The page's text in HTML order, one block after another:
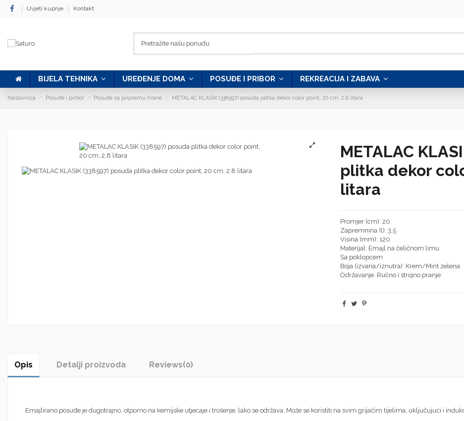
Uvjeti kupnje Kontakt
BIJELA TEHNIKA UREĐENJE DOMA POSUĐE I PRIBOR REKREACIJA I ZABAVA
Naslovnica Posuđe i pribor Posuđe za pripremu hrane METALAC KLASIK (338597) posuda plitka dekor color point, 20 cm, 2,8 litara
METALAC
plitka dekor
litara
Promjer (cm): 20
Zapremnina (l): 3,5
Visina (mm): 120
Materijal: Emajl na čeličnom limu
Sa poklopcem
Boja (izvana/iznutra): Krem/Mint zelena
Održavanje: Ručno i strojno pranje
Opis Detalji proizvoda Reviews(0)
Emajlirano posuđe je dugotrajno, otporno na kemijske utjecaje i trošenje, lako se održava. Može se koristiti na svim grijačim tijelima, uključujući i